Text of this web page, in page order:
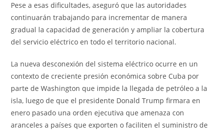
Pese a esas dificultades, aseguró que las autoridades
continuarán trabajando para incrementar de manera
gradual la capacidad de generación y ampliar la cobertura
del servicio eléctrico en todo el territorio nacional.
La nueva desconexión del sistema eléctrico ocurre en un
contexto de creciente presión económica sobre Cuba por
parte de Washington que impide la llegada de petróleo a la
isla, luego de que el presidente Donald Trump firmara en
enero pasado una orden ejecutiva que amenaza con
aranceles a países que exporten o faciliten el suministro de